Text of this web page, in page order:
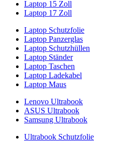
Laptop 15 Zoll
Laptop 17 Zoll
Laptop Schutzfolie
Laptop Panzerglas
Laptop Schutzhüllen
Laptop Ständer
Laptop Taschen
Laptop Ladekabel
Laptop Maus
Lenovo Ultrabook
ASUS Ultrabook
Samsung Ultrabook
Ultrabook Schutzfolie